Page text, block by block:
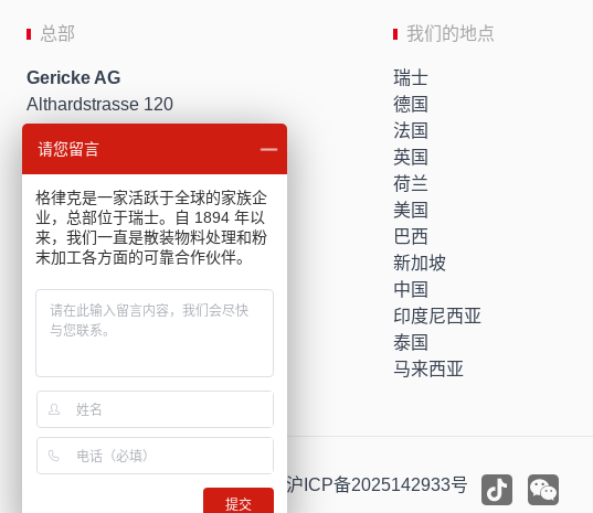
总部
Gericke AG
Althardstrasse 120
Switzerland
+41 44 871 36 36
我们的地点
瑞士
德国
法国
英国
荷兰
美国
巴西
新加坡
中国
印度尼西亚
泰国
马来西亚
© 2026 Gericke AG 备案号： 沪ICP备2025142933号
请您留言
格律克是一家活跃于全球的家族企
业，总部位于瑞士。自 1894 年以
来，我们一直是散装物料处理和粉
末加工各方面的可靠合作伙伴。
提交